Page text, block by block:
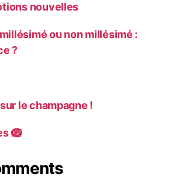
nouvelles
ou non millésimé :
?
le champagne !
🪺